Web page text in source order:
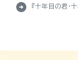
arrow_circle_right 『十年目の君・